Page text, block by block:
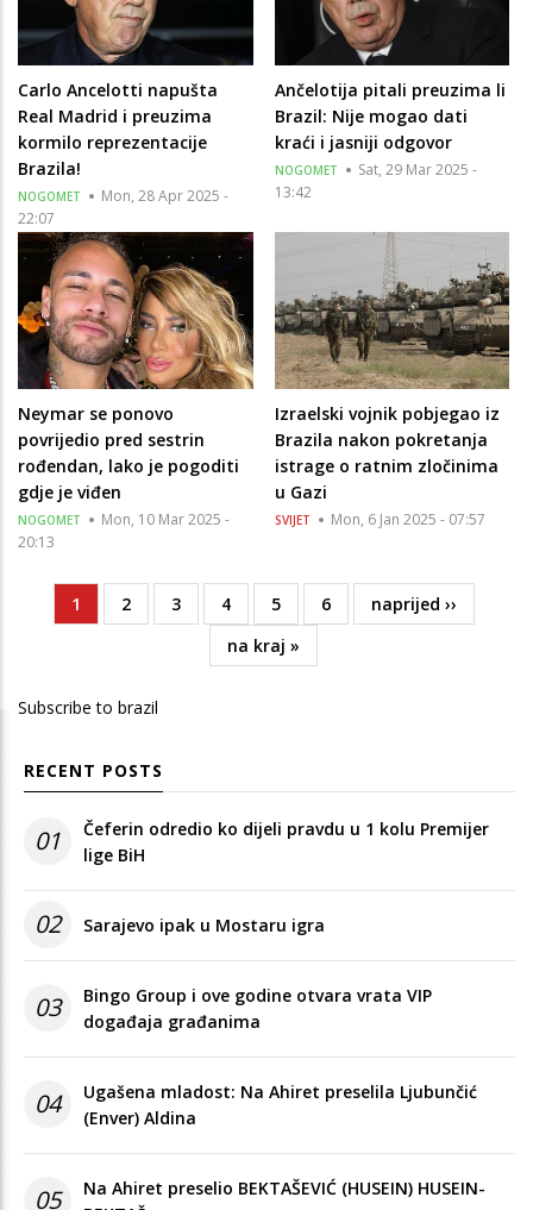
Carlo Ancelotti napušta
Real Madrid i preuzima
kormilo reprezentacije
Brazila!
NOGOMET
Mon, 28 Apr 2025 -
22:07
Ančelotija pitali preuzima li
Brazil: Nije mogao dati
kraći i jasniji odgovor
NOGOMET
Sat, 29 Mar 2025 -
13:42
Neymar se ponovo
povrijedio pred sestrin
rođendan, lako je pogoditi
gdje je viđen
NOGOMET
Mon, 10 Mar 2025 -
20:13
Izraelski vojnik pobjegao iz
Brazila nakon pokretanja
istrage o ratnim zločinima
u Gazi
SVIJET Mon, 6 Jan 2025 - 07:57
Pagination
Current
page
1 Page
2 Page
3 Page
4 Page
5 Page
6
Next
page
naprijed ››
Last
page
na kraj »
Subscribe to brazil
RECENT POSTS
01
Čeferin odredio ko dijeli pravdu u 1 kolu Premijer
lige BiH
02 Sarajevo ipak u Mostaru igra
03
Bingo Group i ove godine otvara vrata VIP
događaja građanima
04
Ugašena mladost: Na Ahiret preselila Ljubunčić
(Enver) Aldina
05
Na Ahiret preselio BEKTAŠEVIĆ (HUSEIN) HUSEIN-